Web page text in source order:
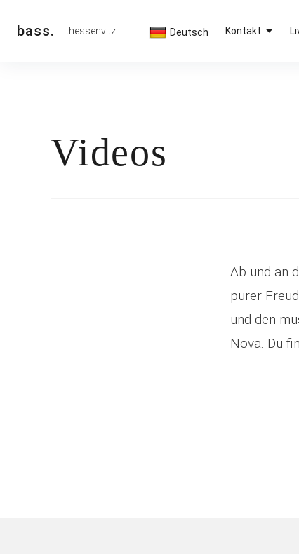
überspringen
bass. thessenvitz Deutsch Kontakt
Videos
Ab und an
purer
und den
Nova. Du